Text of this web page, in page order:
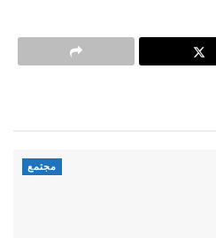
مجتمع